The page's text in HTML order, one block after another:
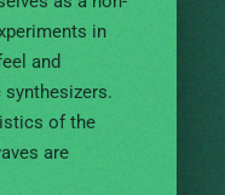
in
and
of the
are